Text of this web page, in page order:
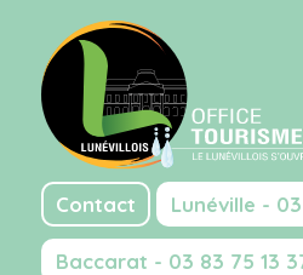
Contact Lunéville -
Baccarat - 03 83 75 13